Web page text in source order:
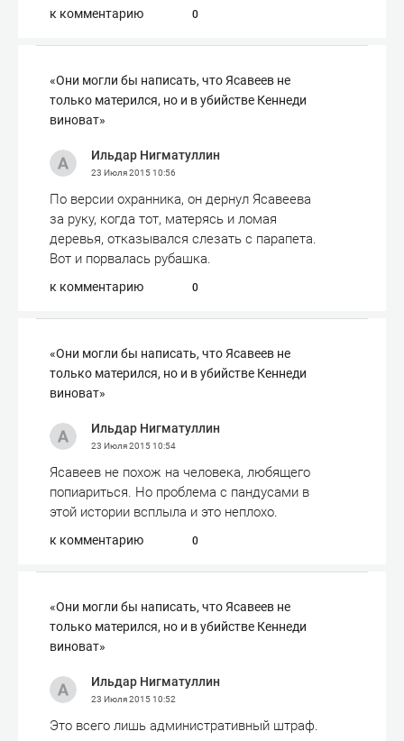
к комментарию 0
«Они могли бы написать, что Ясавеев не
только матерился, но и в убийстве Кеннеди
виноват»
Ильдар Нигматуллин
23 Июля 201510:56
По версии охранника, он дернул Ясавеева
за руку, когда тот, матерясь и ломая
деревья, отказывался слезать с парапета.
Вот и порвалась рубашка.
к комментарию 0
«Они могли бы написать, что Ясавеев не
только матерился, но и в убийстве Кеннеди
виноват»
Ильдар Нигматуллин
23 Июля 201510:54
Ясавеев не похож на человека, любящего
попиариться. Но проблема с пандусами в
этой истории всплыла и это неплохо.
к комментарию 0
«Они могли бы написать, что Ясавеев не
только матерился, но и в убийстве Кеннеди
виноват»
Ильдар Нигматуллин
23 Июля 201510:52
Это всего лишь административный штраф.